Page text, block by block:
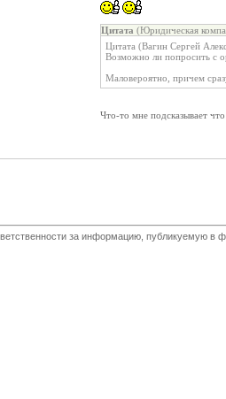
Цитата (Юридическая
Цитата (Вагин Сергей
Возможно ли попросить с
Маловероятно, причем
Что-то мне подсказывает
за информацию, публикуемую